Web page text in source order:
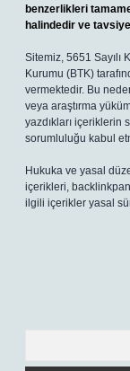
benzerlikleri
halindedir ve
Sitemiz, 5651
Kurumu (BTK)
vermektedir. Bu
veya araştırma
yazdıkları içeriklerin
sorumluluğu kabul
Hukuka ve yasal
içerikleri,
ilgili içerikler yasal